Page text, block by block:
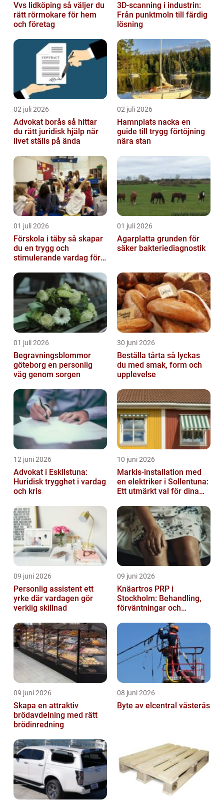
Vvs lidköping så väljer du
rätt rörmokare för hem
och företag
3D-scanning i industrin:
Från punktmoln till färdig
lösning
02 juli 2026
Advokat borås så hittar
du rätt juridisk hjälp när
livet ställs på ända
02 juli 2026
Hamnplats nacka en
guide till trygg förtöjning
nära stan
01 juli 2026
Förskola i täby så skapar
du en trygg och
stimulerande vardag för
01 juli 2026
Agarplatta grunden för
säker bakteriediagnostik
01 juli 2026
Begravningsblommor
göteborg en personlig
väg genom sorgen
30 juni 2026
Beställa tårta så lyckas
du med smak, form och
upplevelse
12 juni 2026
Advokat i Eskilstuna:
Huridisk trygghet i vardag
och kris
10 juni 2026
Markis-installation med
en elektriker i Sollentuna:
Ett utmärkt val för dina
09 juni 2026
Personlig assistent ett
yrke där vardagen gör
verklig skillnad
09 juni 2026
Knäartros PRP i
Stockholm: Behandling,
förväntningar och
09 juni 2026
Skapa en attraktiv
brödavdelning med rätt
brödinredning
08 juni 2026
Byte av elcentral västerås